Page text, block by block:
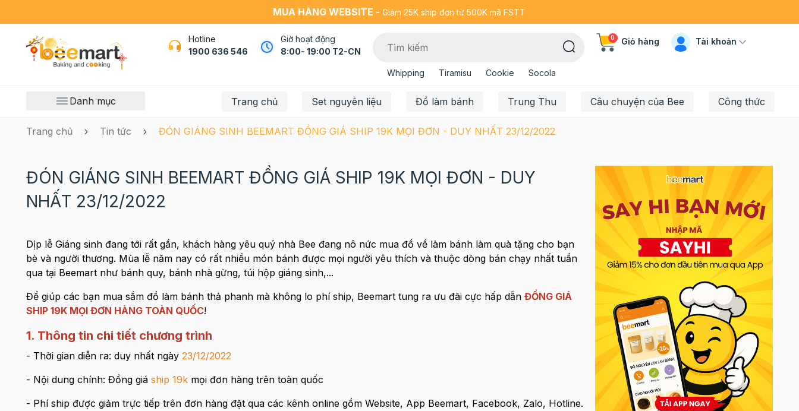
MUA HÀNG WEBSITE - Giảm 25K ship đơn từ 500K mã FSTT
Hotline
1900 636 546
Giờ hoạt động
8:00- 19:00 T2-CN
Whipping Tiramisu Cookie Socola
0 Giỏ hàng Tài khoản
Danh mục Trang chủ Set nguyên liệu Đồ làm bánh Trung Thu Câu chuyện của Bee Công thức
Trang chủ Tin tức ĐÓN GIÁNG SINH BEEMART ĐỒNG GIÁ SHIP 19K MỌI ĐƠN - DUY NHẤT 23/12/2022
ĐÓN GIÁNG SINH BEEMART ĐỒNG GIÁ SHIP 19K MỌI ĐƠN - DUY
NHẤT 23/12/2022
Dịp lễ Giáng sinh đang tới rất gần, khách hàng yêu quý nhà Bee đang nô nức mua đồ về làm bánh làm quà tặng cho bạn
bè và người thương. Mùa lễ năm nay có rất nhiều món bánh được mọi người yêu thích và thuộc dòng bán chạy nhất tuần
qua tại Beemart như bánh quy, bánh nhà gừng, túi hộp giáng sinh,...
Để giúp các bạn mua sắm đồ làm bánh thả phanh mà không lo phí ship, Beemart tung ra ưu đãi cực hấp dẫn ĐỒNG GIÁ
SHIP 19K MỌI ĐƠN HÀNG TOÀN QUỐC!
1. Thông tin chi tiết chương trình
- Thời gian diễn ra: duy nhất ngày23/12/2022
- Nội dung chính: Đồng giá ship 19kmọi đơn hàng trên toàn quốc
- Phí ship được giảm trực tiếp trên đơn hàng đặt qua các kênh online gồm Website, App Beemart, Facebook, Zalo, Hotline.